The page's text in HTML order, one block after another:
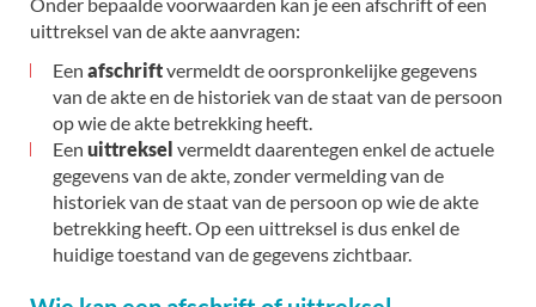
uittreksel van de akte aanvragen:
Een afschriftvermeldt de oorspronkelijke gegevens
van de akte en de historiek van de staat van de persoon
op wie de akte betrekking heeft.
Een uittreksel vermeldt daarentegen enkel de actuele
gegevens van de akte, zonder vermelding van de
historiek van de staat van de persoon op wie de akte
betrekking heeft. Op een uittreksel is dus enkel de
huidige toestand van de gegevens zichtbaar.